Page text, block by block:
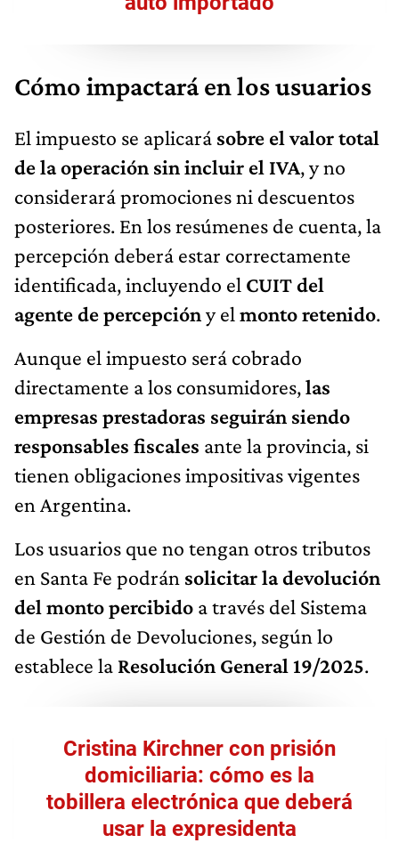
Cómo impactará en los usuarios
El impuesto se aplicará sobre el valor total
de la operación sin incluir el IVA, y no
considerará promociones ni descuentos
posteriores. En los resúmenes de cuenta, la
percepción deberá estar correctamente
identificada, incluyendo el CUIT del
agente de percepcióny el monto retenido.
Aunque el impuesto será cobrado
directamente a los consumidores,las
empresas prestadoras seguirán siendo
responsables fiscales ante la provincia, si
tienen obligaciones impositivas vigentes
en Argentina.
Los usuarios que no tengan otros tributos
en Santa Fe podrán solicitar la devolución
del monto percibido a través del Sistema
de Gestión de Devoluciones, según lo
establece la Resolución General 19/2025.
Cristina Kirchner con prisión
domiciliaria: cómo es la
tobillera electrónica que deberá
usar la expresidenta